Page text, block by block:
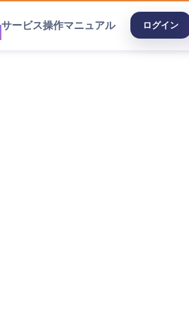
サービス操作マニュアル ログイン